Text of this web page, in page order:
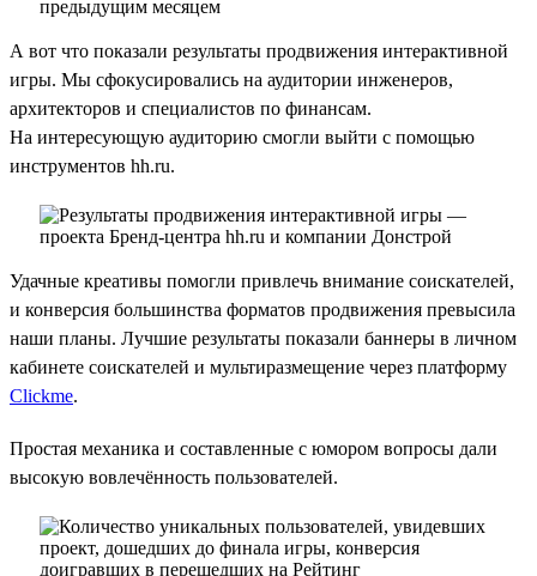
А вот что показали результаты продвижения интерактивной
игры. Мы сфокусировались на аудитории инженеров,
архитекторов и специалистов по финансам.
На интересующую аудиторию смогли выйти с помощью
инструментов hh.ru.
Удачные креативы помогли привлечь внимание соискателей,
и конверсия большинства форматов продвижения превысила
наши планы. Лучшие результаты показали баннеры в личном
кабинете соискателей и мультиразмещение через платформу
Clickme.
Простая механика и составленные с юмором вопросы дали
высокую вовлечённость пользователей.